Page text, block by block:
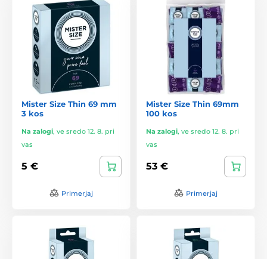
Mister Size Thin 69 mm
3 kos
Na zalogi, ve sredo 12. 8. pri
vas
5 €
Primerjaj
Mister Size Thin 69mm
100 kos
Na zalogi, ve sredo 12. 8. pri
vas
53 €
Primerjaj